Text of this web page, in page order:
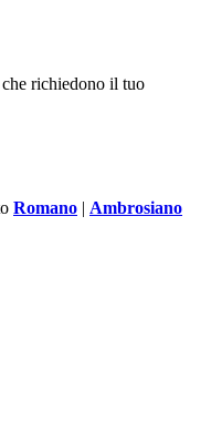
richiedono il tuo
Romano | Ambrosiano